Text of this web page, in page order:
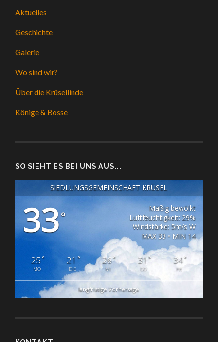
Aktuelles
Geschichte
Galerie
Wo sind wir?
Über die Krüsellinde
Könige & Bosse
SO SIEHT ES BEI UNS AUS...
SIEDLUNGSGEMEINSCHAFT KRÜSEL
33°
Mäßig bewölkt
Luftfeuchtigkeit: 29%
Windstärke: 5m/s W
MAX 33 • MIN 14
25°
MO
21 °
DIE
26°
MI
31°
DO
34°
FR
langfristige Vorhersage